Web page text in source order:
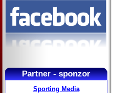
Partner - sponzor
Sporting Media